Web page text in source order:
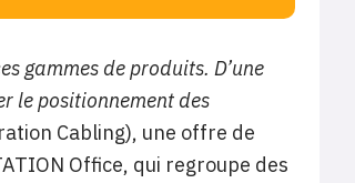
gammes de produits. D’une
le positionnement des
Cabling), une offre de
Office, qui regroupe des